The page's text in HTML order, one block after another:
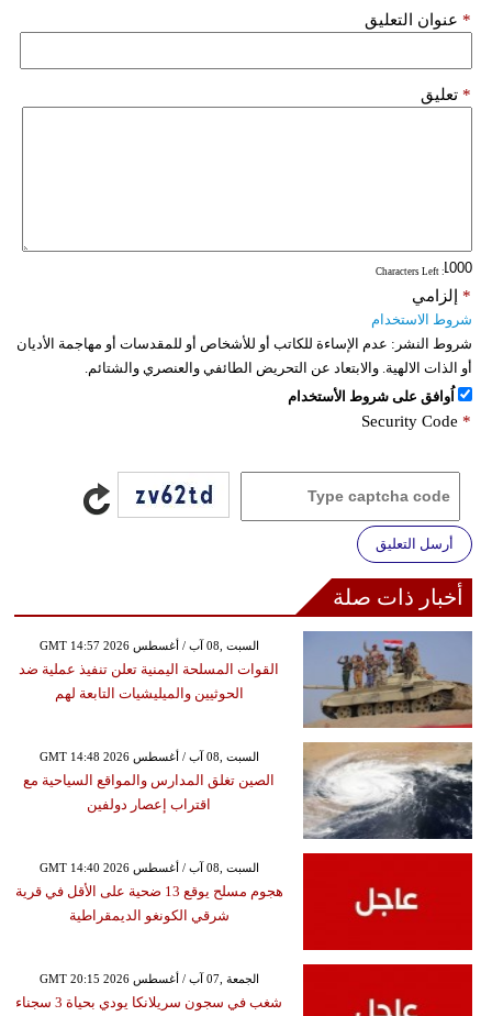
عنوان التعليق *
تعليق *
: Characters Left
إلزامي *
شروط الاستخدام
شروط النشر: عدم الإساءة للكاتب أو للأشخاص أو للمقدسات أو مهاجمة الأديان
أو الذات الالهية. والابتعاد عن التحريض الطائفي والعنصري والشتائم.
اُوافق على شروط الأستخدام
Security Code *
أرسل التعليق
أخبار ذات صلة
GMT 14:57 2026 السبت ,08 آب / أغسطس
القوات المسلحة اليمنية تعلن تنفيذ عملية ضد
الحوثيين والميليشيات التابعة لهم
GMT 14:48 2026 السبت ,08 آب / أغسطس
الصين تغلق المدارس والمواقع السياحية مع
اقتراب إعصار دولفين
GMT 14:40 2026 السبت ,08 آب / أغسطس
هجوم مسلح يوقع 13 ضحية على الأقل في قرية
شرقي الكونغو الديمقراطية
GMT 20:15 2026 الجمعة ,07 آب / أغسطس
شغب في سجون سريلانكا يودي بحياة 3 سجناء